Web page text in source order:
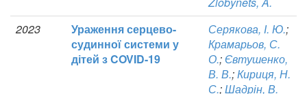
2023
Ураження серцево-
судинної системи у
дітей з COVID-19
Серякова, І. Ю.;
Крамарьов, С.
О.;Євтушенко,
В. В.;Кириця, Н.
С.;Шадрін, В.